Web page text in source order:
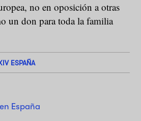
no en oposición a otras
un don para toda la familia
ESPAÑA
España